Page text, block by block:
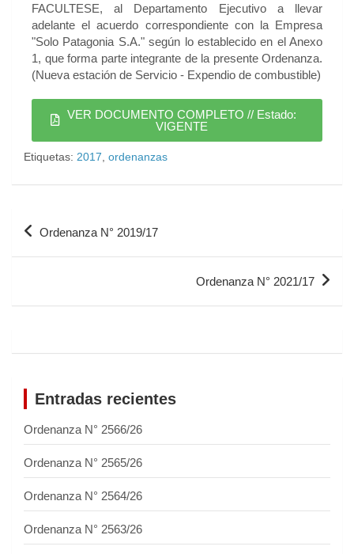
FACULTESE, al Departamento Ejecutivo a llevar
adelante el acuerdo correspondiente con la Empresa
"Solo Patagonia S.A." según lo establecido en el Anexo
1, que forma parte integrante de la presente Ordenanza.
(Nueva estación de Servicio - Expendio de combustible)
VER DOCUMENTO COMPLETO // Estado:
VIGENTE
Etiquetas: 2017 ordenanzas
Ordenanza N° 2019/17
Ordenanza N° 2021/17
Entradas recientes
Ordenanza N° 2566/26
Ordenanza N° 2565/26
Ordenanza N° 2564/26
Ordenanza N° 2563/26